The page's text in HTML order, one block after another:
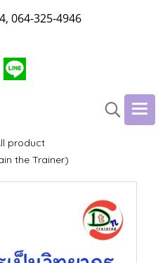
064-325-4946
product
the Trainer)